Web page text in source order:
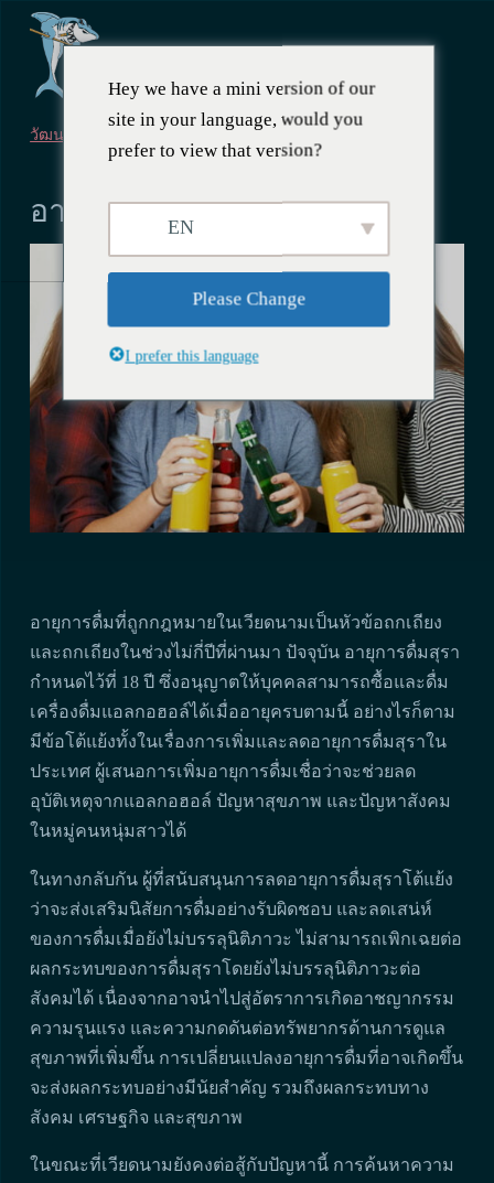
วัฒนธรรม
กรกฎาคม 10, 2023
อายุการดื่มในเวียดนาม
อายุการดื่มที่ถูกกฎหมายในเวียดนามเป็นหัวข้อถกเถียง
และถกเถียงในช่วงไม่กี่ปีที่ผ่านมา ปัจจุบัน อายุการดื่มสุรา
กำหนดไว้ที่ 18 ปี ซึ่งอนุญาตให้บุคคลสามารถซื้อและดื่ม
เครื่องดื่มแอลกอฮอล์ได้เมื่ออายุครบตามนี้ อย่างไรก็ตาม
มีข้อโต้แย้งทั้งในเรื่องการเพิ่มและลดอายุการดื่มสุราใน
ประเทศ ผู้เสนอการเพิ่มอายุการดื่มเชื่อว่าจะช่วยลด
อุบัติเหตุจากแอลกอฮอล์ ปัญหาสุขภาพ และปัญหาสังคม
ในหมู่คนหนุ่มสาวได้
ในทางกลับกัน ผู้ที่สนับสนุนการลดอายุการดื่มสุราโต้แย้ง
ว่าจะส่งเสริมนิสัยการดื่มอย่างรับผิดชอบ และลดเสน่ห์
ของการดื่มเมื่อยังไม่บรรลุนิติภาวะ ไม่สามารถเพิกเฉยต่อ
ผลกระทบของการดื่มสุราโดยยังไม่บรรลุนิติภาวะต่อ
สังคมได้ เนื่องจากอาจนำไปสู่อัตราการเกิดอาชญากรรม
ความรุนแรง และความกดดันต่อทรัพยากรด้านการดูแล
สุขภาพที่เพิ่มขึ้น การเปลี่ยนแปลงอายุการดื่มที่อาจเกิดขึ้น
จะส่งผลกระทบอย่างมีนัยสำคัญ รวมถึงผลกระทบทาง
สังคม เศรษฐกิจ และสุขภาพ
ในขณะที่เวียดนามยังคงต่อสู้กับปัญหานี้ การค้นหาความ
Hey we have a mini version of our
site in your language, would you
prefer to view that version?
EN
Please Change
I prefer this language